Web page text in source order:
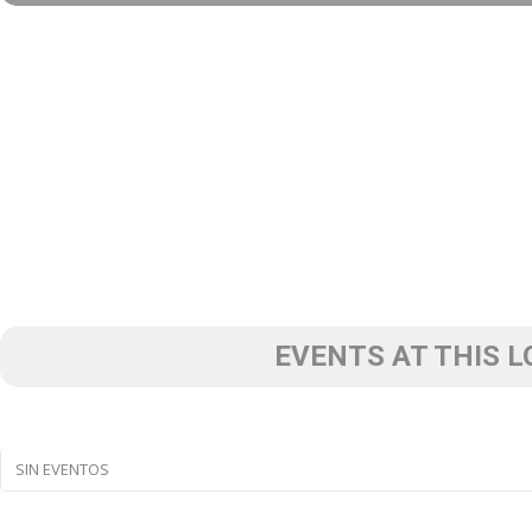
EVENTS AT THIS
SIN EVENTOS